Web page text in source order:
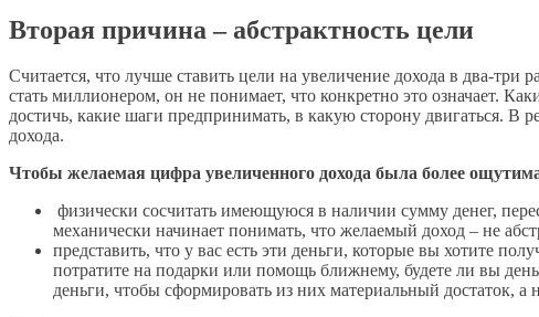
Вторая причина – абстрактность цели
Считается, что лучше ставить цели на увеличение дохода в два-три
стать миллионером, он не понимает, что конкретно это означает.
достичь, какие шаги предпринимать, в какую сторону двигаться. В
дохода.
Чтобы желаемая цифра увеличенного дохода была более
физически сосчитать имеющуюся в наличии сумму денег,
механически начинает понимать, что желаемый доход – не
представить, что у вас есть эти деньги, которые вы хотите
потратите на подарки или помощь ближнему, будете ли вы
деньги, чтобы сформировать из них материальный достаток, а